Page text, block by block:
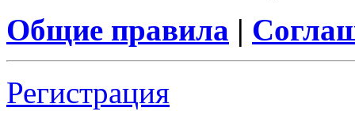
Общие правила |
Регистрация